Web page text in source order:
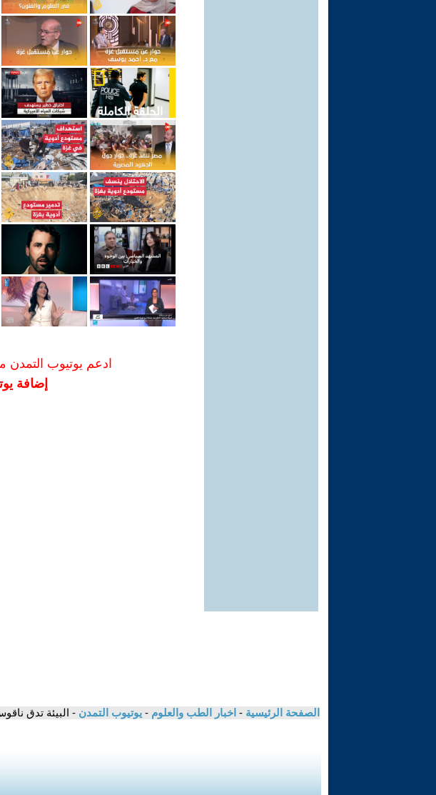
ادعم يوتيوب التمدن
إضافة
الصفحة الرئيسية - اخبار الطب والعلوم - يوتيوب التمدن - البيئة تدق